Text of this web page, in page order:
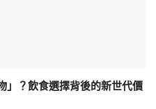
」？飲食選擇背後的新世代價